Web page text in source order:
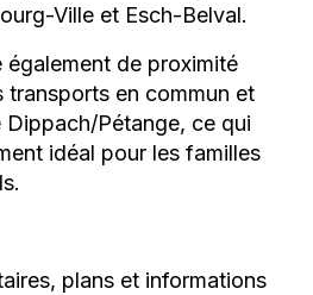
Ville et Esch-Belval.
également de proximité
transports en commun et
Dippach/Pétange, ce qui
idéal pour les familles
plans et informations